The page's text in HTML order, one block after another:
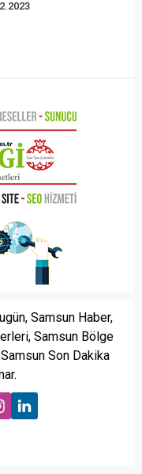
Samsun Haber,
Samsun Bölge
Son Dakika